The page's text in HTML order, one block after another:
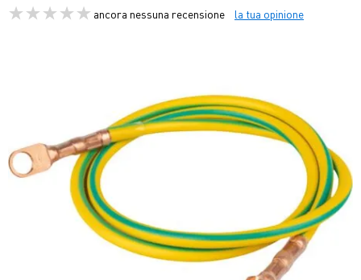
ancora nessuna recensione la tua opinione